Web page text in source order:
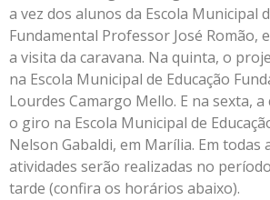
a vez dos alunos da Escola Municipal
Fundamental Professor José Romão,
a visita da caravana. Na quinta, o
na Escola Municipal de Educação
Lourdes Camargo Mello. E na sexta,
o giro na Escola Municipal de
Nelson Gabaldi, em Marília. Em todas
atividades serão realizadas no
tarde (confira os horários abaixo).